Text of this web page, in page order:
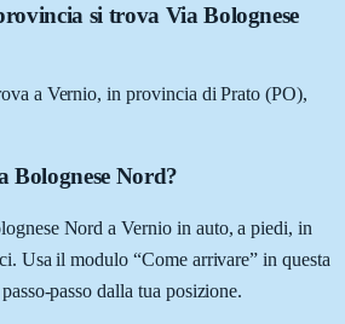
si trova Via Bolognese
a Vernio, in provincia di Prato (PO),
Bolognese Nord?
Nord a Vernio in auto, a piedi, in
Usa il modulo “Come arrivare” in questa
passo dalla tua posizione.